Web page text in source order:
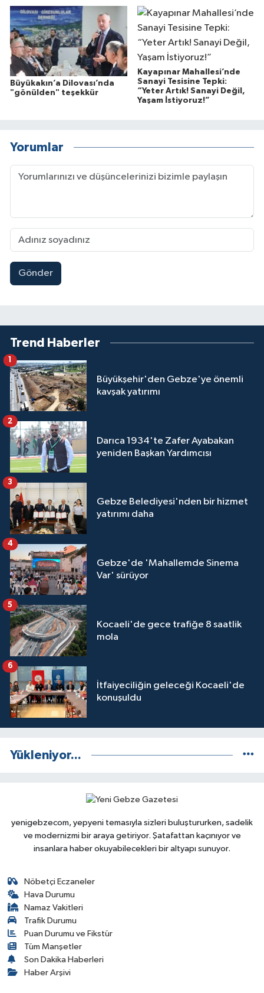
Büyükakın’a Dilovası’nda
"gönülden" teşekkür
Kayapınar Mahallesi’nde
Sanayi Tesisine Tepki:
“Yeter Artık! Sanayi Değil,
Yaşam İstiyoruz!”
Yorumlar
Gönder
Trend Haberler
Büyükşehir'den Gebze'ye önemli
kavşak yatırımı
1
Darıca 1934'te Zafer Ayabakan
yeniden Başkan Yardımcısı
2
Gebze Belediyesi'nden bir hizmet
yatırımı daha
3
Gebze'de 'Mahallemde Sinema
Var' sürüyor
4
Kocaeli'de gece trafiğe 8 saatlik
mola
5
İtfaiyeciliğin geleceği Kocaeli'de
konuşuldu
6
Yükleniyor...
yenigebzecom, yepyeni temasıyla sizleri buluştururken, sadelik
ve modernizmi bir araya getiriyor. Şatafattan kaçınıyor ve
insanlara haber okuyabilecekleri bir altyapı sunuyor.
Nöbetçi Eczaneler
Hava Durumu
Namaz Vakitleri
Trafik Durumu
Puan Durumu ve Fikstür
Tüm Manşetler
Son Dakika Haberleri
Haber Arşivi